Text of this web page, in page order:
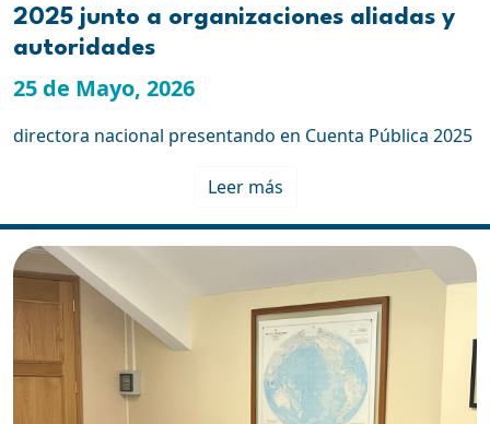
2025 junto a organizaciones aliadas y
autoridades
25 de Mayo, 2026
directora nacional presentando en Cuenta Pública 2025
Leer más